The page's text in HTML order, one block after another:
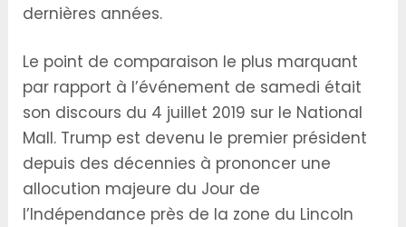
dernières années.
Le point de comparaison le plus marquant
par rapport à l’événement de samedi était
son discours du 4 juillet 2019 sur le National
Mall. Trump est devenu le premier président
depuis des décennies à prononcer une
allocution majeure du Jour de
l’Indépendance près de la zone du Lincoln